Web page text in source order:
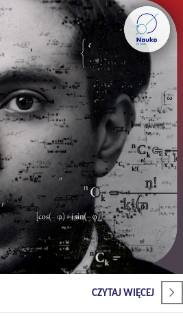
CZYTAJ WIĘCEJ